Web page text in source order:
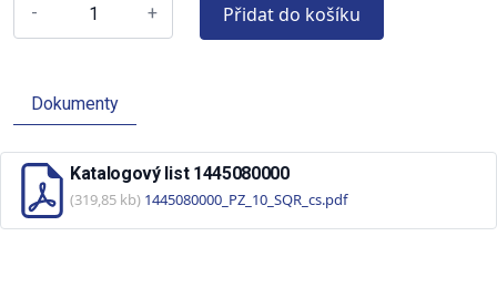
- + Přidat do košíku
Dokumenty
Katalogový list 1445080000
(319,85 kb) 1445080000_PZ_10_SQR_cs.pdf